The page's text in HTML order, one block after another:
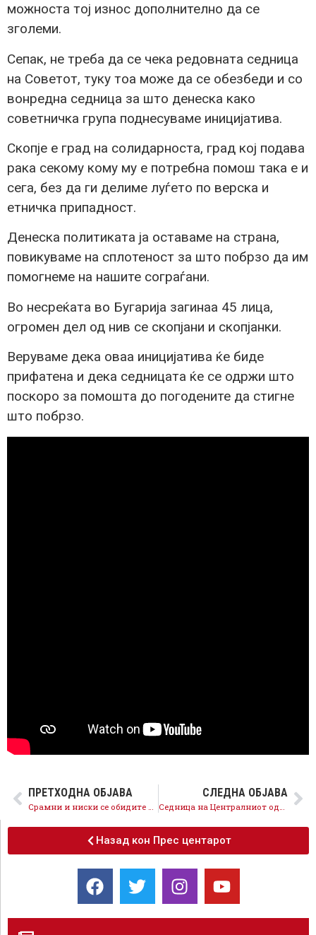
можноста тој износ дополнително да се
зголеми.
Сепак, не треба да се чека редовната седница
на Советот, туку тоа може да се обезбеди и со
вонредна седница за што денеска како
советничка група поднесуваме иницијатива.
Скопје е град на солидарноста, град кој подава
рака секому кому му е потребна помош така е и
сега, без да ги делиме луѓето по верска и
етничка припадност.
Денеска политиката ја оставаме на страна,
повикуваме на сплотеност за што побрзо да им
помогнеме на нашите сограѓани.
Во несреќата во Бугарија загинаа 45 лица,
огромен дел од нив се скопјани и скопјанки.
Веруваме дека оваа иницијатива ќе биде
прифатена и дека седницата ќе се одржи што
поскоро за помошта до погодените да стигне
што побрзо.
ПРЕТХОДНА ОБЈАВА
Срамни и ниски се обидите на ВМРО-ДПМНЕ да омаловажува искусни кадри кои работат во енергетиката
СЛЕДНА ОБЈАВА
Седница на Централниот одбор на СДСМ
Назад кон Прес центарот